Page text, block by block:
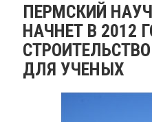
ПЕРМСКИЙ
НАЧНЕТ В 2012
ДЛЯ УЧЕНЫХ